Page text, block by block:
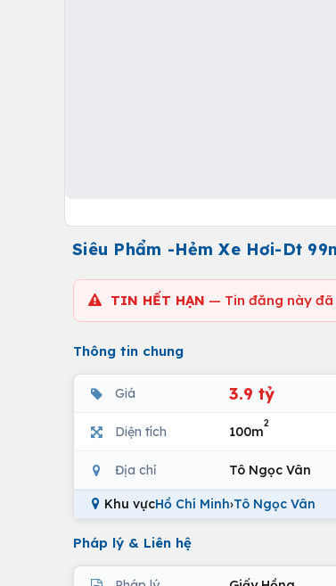
Siêu Phẩm -Hẻm Xe Hơi-Dt
TIN HẾT HẠN — Tin đăng này đã
Thông tin chung
Giá 3.9 tỷ
Diện tích 100m
2
Địa chỉ Tô Ngọc Vân
Khu vựcHồ Chí Minh›Tô Ngọc Vân
Pháp lý & Liên hệ